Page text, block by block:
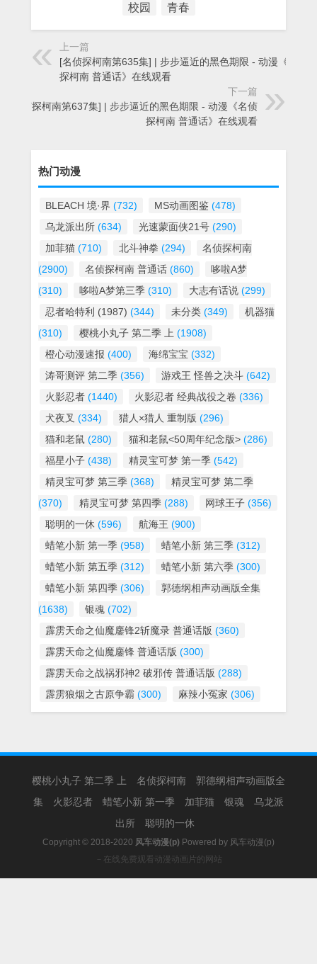
校园 青春
上一篇
[名侦探柯南第635集] | 步步逼近的黑色期限 - 动漫《名侦
探柯南 普通话》在线观看
下一篇
[名侦探柯南第637集] | 步步逼近的黑色期限 - 动漫《名侦
探柯南 普通话》在线观看
热门动漫
BLEACH 境·界 (732) MS动画图鉴 (478)
乌龙派出所 (634) 光速蒙面侠21号 (290)
加菲猫 (710) 北斗神拳 (294)
名侦探柯南
(2900)
名侦探柯南 普通话 (860)
哆啦A梦
(310)
哆啦A梦第三季 (310) 大志有话说 (299)
忍者哈特利 (1987) (344) 未分类 (349)
机器猫
(310)
樱桃小丸子 第二季 上 (1908)
橙心动漫速报 (400) 海绵宝宝 (332)
涛哥测评 第二季 (356) 游戏王 怪兽之决斗 (642)
火影忍者 (1440) 火影忍者 经典战役之卷 (336)
犬夜叉 (334) 猎人×猎人 重制版 (296)
猫和老鼠 (280) 猫和老鼠<50周年纪念版> (286)
福星小子 (438) 精灵宝可梦 第一季 (542)
精灵宝可梦 第三季 (368)
精灵宝可梦 第二季
(370)
精灵宝可梦 第四季 (288) 网球王子 (356)
聪明的一休 (596) 航海王 (900)
蜡笔小新 第一季 (958) 蜡笔小新 第三季 (312)
蜡笔小新 第五季 (312) 蜡笔小新 第六季 (300)
蜡笔小新 第四季 (306)
郭德纲相声动画版全集
(1638)
银魂 (702)
霹雳天命之仙魔鏖锋2斩魔录 普通话版 (360)
霹雳天命之仙魔鏖锋 普通话版 (300)
霹雳天命之战祸邪神2 破邪传 普通话版 (288)
霹雳狼烟之古原争霸 (300) 麻辣小冤家 (306)
樱桃小丸子 第二季 上 名侦探柯南
郭德纲相声动画版全
集
火影忍者 蜡笔小新 第一季 加菲猫 银魂
乌龙派
出所
聪明的一休
Copyright © 2018-2020 风车动漫(p) Powered by 风车动漫(p)
－在线免费观看动漫动画片的网站